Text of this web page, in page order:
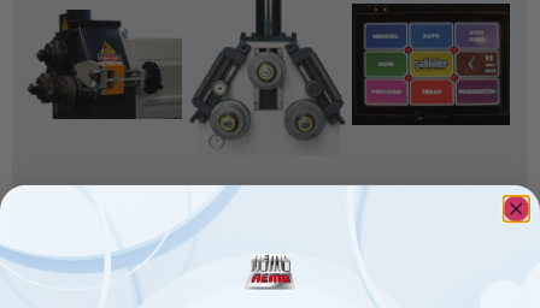
Redresseur
bidirectionnel
Contrôle numérique
Accessoire